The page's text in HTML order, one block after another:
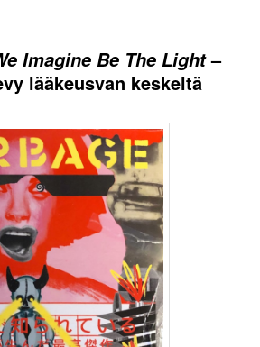
Imagine Be The Light–
lääkeusvan keskeltä